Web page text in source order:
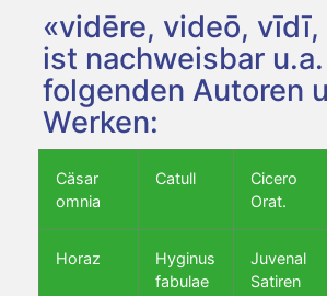
«vidēre, videō, vīdī,
ist nachweisbar
folgenden Autoren
Werken:
Cäsar
omnia
Catull
Cicero
Orat.
Horaz
Hyginus
fabulae
Juvenal
Satiren